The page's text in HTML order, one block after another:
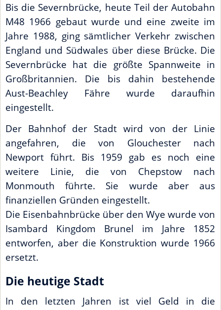
Bis die Severnbrücke, heute Teil der Autobahn
M48 1966 gebaut wurde und eine zweite im
Jahre 1988, ging sämtlicher Verkehr zwischen
England und Südwales über diese Brücke. Die
Severnbrücke hat die größte Spannweite in
Großbritannien. Die bis dahin bestehende
Aust-Beachley Fähre wurde daraufhin
eingestellt.
Der Bahnhof der Stadt wird von der Linie
angefahren, die von Glouchester nach
Newport führt. Bis 1959 gab es noch eine
weitere Linie, die von Chepstow nach
Monmouth führte. Sie wurde aber aus
finanziellen Gründen eingestellt.
Die Eisenbahnbrücke über den Wye wurde von
Isambard Kingdom Brunel im Jahre 1852
entworfen, aber die Konstruktion wurde 1966
ersetzt.
Die heutige Stadt
In den letzten Jahren ist viel Geld in die